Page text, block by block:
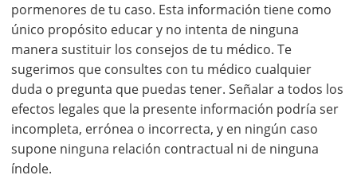
pormenores de tu caso. Esta información tiene como
único propósito educar y no intenta de ninguna
manera sustituir los consejos de tu médico. Te
sugerimos que consultes con tu médico cualquier
duda o pregunta que puedas tener. Señalar a todos los
efectos legales que la presente información podría ser
incompleta, errónea o incorrecta, y en ningún caso
supone ninguna relación contractual ni de ninguna
índole.